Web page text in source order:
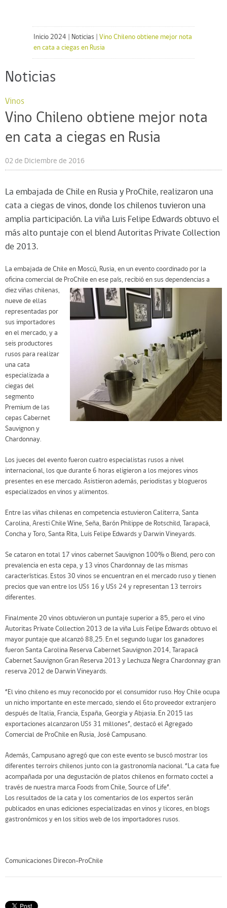
Inicio 2024 Noticias
Vino Chileno obtiene mejor nota
en cata a ciegas en Rusia
Noticias
Vinos
Vino Chileno obtiene mejor nota
en cata a ciegas en Rusia
02 de Diciembre de 2016
La embajada de Chile en Rusia y ProChile, realizaron una
cata a ciegas de vinos, donde los chilenos tuvieron una
amplia participación. La viña Luis Felipe Edwards obtuvo el
más alto puntaje con el blend Autoritas Private Collection
de 2013.
La embajada de Chile en Moscú, Rusia, en un evento coordinado por la
oficina comercial de ProChile en ese país, recibió en sus dependencias a
diez viñas chilenas,
nueve de ellas
representadas por
sus importadores
en el mercado, y a
seis productores
rusos para realizar
una cata
especializada a
ciegas del
segmento
Premium de las
cepas Cabernet
Sauvignon y
Chardonnay.
Los jueces del evento fueron cuatro especialistas rusos a nivel
internacional, los que durante 6 horas eligieron a los mejores vinos
presentes en ese mercado. Asistieron además, periodistas y blogueros
especializados en vinos y alimentos.
Entre las viñas chilenas en competencia estuvieron Caliterra, Santa
Carolina, Aresti Chile Wine, Seña, Barón Philippe de Rotschild, Tarapacá,
Concha y Toro, Santa Rita, Luis Felipe Edwards y Darwin Vineyards.
Se cataron en total 17 vinos cabernet Sauvignon 100% o Blend, pero con
prevalencia en esta cepa, y 13 vinos Chardonnay de las mismas
características. Estos 30 vinos se encuentran en el mercado ruso y tienen
precios que van entre los US$ 16 y US$ 24 y representan 13 terroirs
diferentes.
Finalmente 20 vinos obtuvieron un puntaje superior a 85, pero el vino
Autoritas Private Collection 2013 de la viña Luis Felipe Edwards obtuvo el
mayor puntaje que alcanzó 88,25. En el segundo lugar los ganadores
fueron Santa Carolina Reserva Cabernet Sauvignon 2014, Tarapacá
Cabernet Sauvignon Gran Reserva 2013 y Lechuza Negra Chardonnay gran
reserva 2012 de Darwin Vineyards.
“El vino chileno es muy reconocido por el consumidor ruso. Hoy Chile ocupa
un nicho importante en este mercado, siendo el 6to proveedor extranjero
después de Italia, Francia, España, Georgia y Abjasia. En 2015 las
exportaciones alcanzaron US$ 31 millones”, destacó el Agregado
Comercial de ProChile en Rusia, José Campusano.
Además, Campusano agregó que con este evento se buscó mostrar los
diferentes terroirs chilenos junto con la gastronomía nacional. “La cata fue
acompañada por una degustación de platos chilenos en formato coctel a
través de nuestra marca Foods from Chile, Source of Life”.
Los resultados de la cata y los comentarios de los expertos serán
publicados en unas ediciones especializadas en vinos y licores, en blogs
gastronómicos y en los sitios web de los importadores rusos.
Comunicaciones Direcon-ProChile